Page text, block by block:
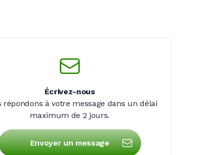
Écrivez-nous
répondons à votre message dans un délai
maximum de 2 jours.
Envoyer un message